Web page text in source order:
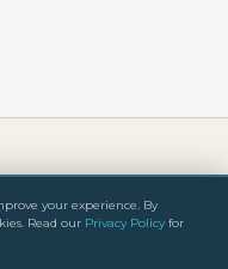
your experience. By
Read our Privacy Policyfor